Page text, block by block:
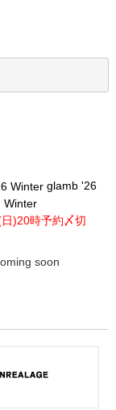
glamb '26
Winter
)20時予約〆切